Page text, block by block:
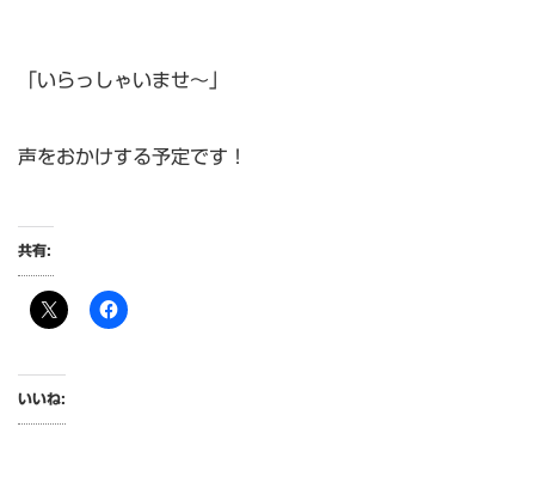
「いらっしゃいませ～」
声をおかけする予定です！
共有:
いいね: